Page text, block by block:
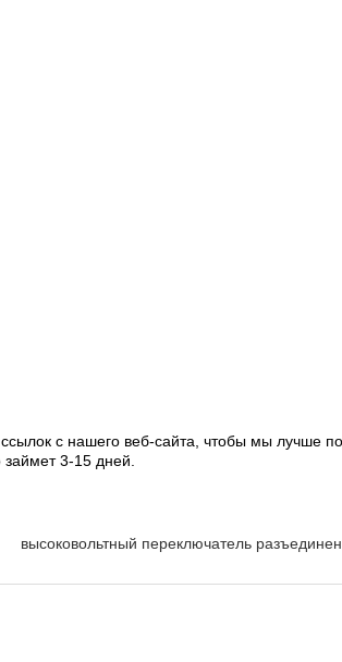
с нашего веб-сайта, чтобы мы лучше
3-15 дней.
высоковольтный переключатель